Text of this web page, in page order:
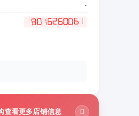
-
查看更多店铺信息